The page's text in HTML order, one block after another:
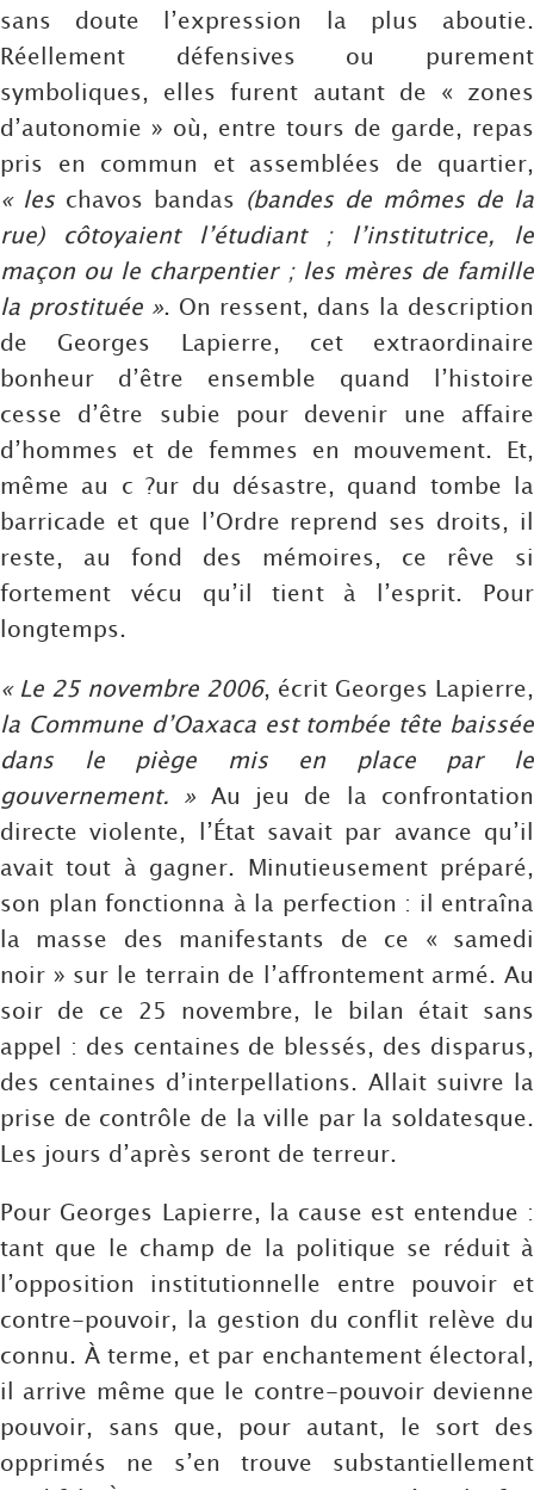
sans doute l’expression la plus aboutie.
Réellement défensives ou purement
symboliques, elles furent autant de « zones
d’autonomie » où, entre tours de garde, repas
pris en commun et assemblées de quartier,
« les chavos bandas (bandes de mômes de la
rue) côtoyaient l’étudiant ; l’institutrice, le
maçon ou le charpentier ; les mères de famille
la prostituée ». On ressent, dans la description
de Georges Lapierre, cet extraordinaire
bonheur d’être ensemble quand l’histoire
cesse d’être subie pour devenir une affaire
d’hommes et de femmes en mouvement. Et,
même au c ?ur du désastre, quand tombe la
barricade et que l’Ordre reprend ses droits, il
reste, au fond des mémoires, ce rêve si
fortement vécu qu’il tient à l’esprit. Pour
longtemps.
« Le 25 novembre 2006, écrit Georges Lapierre,
la Commune d’Oaxaca est tombée tête baissée
dans le piège mis en place par le
gouvernement. » Au jeu de la confrontation
directe violente, l’État savait par avance qu’il
avait tout à gagner. Minutieusement préparé,
son plan fonctionna à la perfection : il entraîna
la masse des manifestants de ce « samedi
noir » sur le terrain de l’affrontement armé. Au
soir de ce 25 novembre, le bilan était sans
appel : des centaines de blessés, des disparus,
des centaines d’interpellations. Allait suivre la
prise de contrôle de la ville par la soldatesque.
Les jours d’après seront de terreur.
Pour Georges Lapierre, la cause est entendue :
tant que le champ de la politique se réduit à
l’opposition institutionnelle entre pouvoir et
contre-pouvoir, la gestion du conflit relève du
connu. À terme, et par enchantement électoral,
il arrive même que le contre-pouvoir devienne
pouvoir, sans que, pour autant, le sort des
opprimés ne s’en trouve substantiellement